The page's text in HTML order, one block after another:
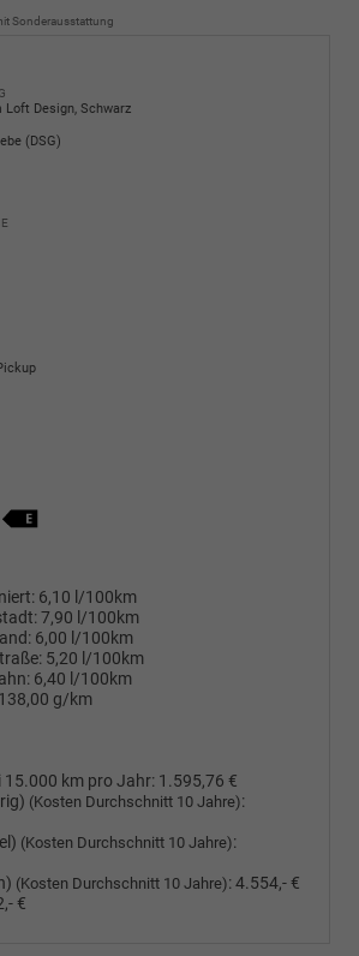
Sonderausstattung
Design, Schwarz
(DSG)
6,10 l/100km
7,90 l/100km
6,00 l/100km
5,20 l/100km
6,40 l/100km
138,00 g/km
15.000 km pro Jahr: 1.595,76 €
(Kosten Durchschnitt 10 Jahre):
(Kosten Durchschnitt 10 Jahre):
(Kosten Durchschnitt 10 Jahre):4.554,- €
€